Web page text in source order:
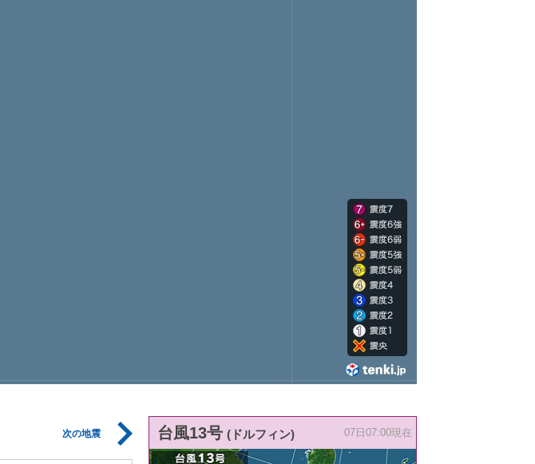
次の地震 台風13号 (ドルフィン) 07日07:00現在